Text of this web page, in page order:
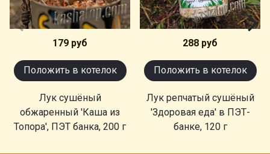
179 руб
Положить в котелок
Лук сушёный
обжаренный 'Каша из
Топора', ПЭТ банка, 200 г
288 руб
Положить в котелок
Лук репчатый сушёный
'Здоровая еда' в ПЭТ-
банке, 120 г